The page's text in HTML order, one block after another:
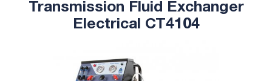
Transmission Fluid Exchanger
Electrical CT4104